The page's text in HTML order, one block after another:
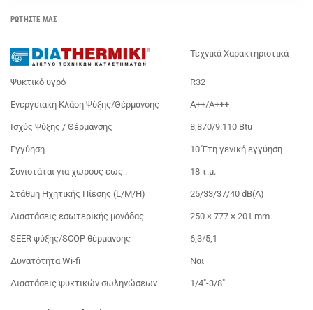
ΡΩΤΗΣΤΕ ΜΑΣ
Τεχνικά Χαρακτηριστικά
Ψυκτικό υγρό R32
Ενεργειακή Κλάση Ψύξης/Θέρμανσης Α++/A+++
Ισχύς Ψύξης / Θέρμανσης 8,870/9.110 Btu
Εγγύηση 10 Έτη γενική εγγύηση
Συνιστάται για χώρους έως : 18 τ.μ.
Στάθμη Ηχητικής Πίεσης (L/M/H) 25/33/37/40 dB(A)
Διαστάσεις εσωτερικής μονάδας 250 × 777 × 201 mm
SEER ψύξης/SCOP θέρμανσης 6,3/5,1
Δυνατότητα Wi-fi Ναι
Διαστάσεις ψυκτικών σωληνώσεων 1/4"-3/8"